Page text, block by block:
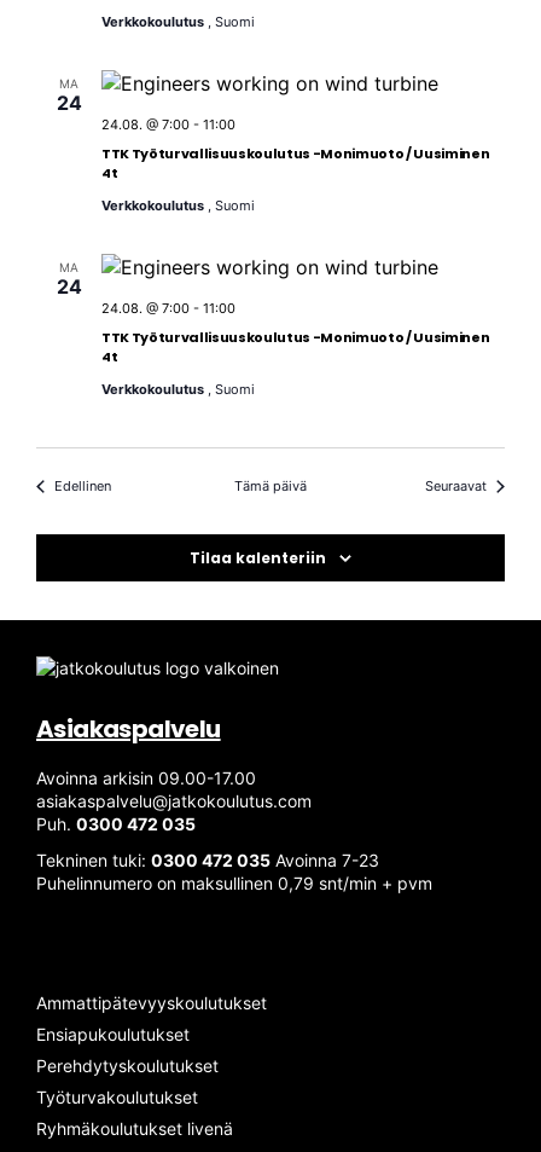
Verkkokoulutus , Suomi
MA
24
TTK Työturvallisuuskoulutus -Monimuoto / Uusiminen
4t
24.08. @ 7:00 - 11:00
Verkkokoulutus , Suomi
MA
24
TTK Työturvallisuuskoulutus -Monimuoto / Uusiminen
4t
24.08. @ 7:00 - 11:00
Verkkokoulutus , Suomi
EdellinenTapahtumat Tämä päivä Seuraavat
Tilaa kalenteriin
Asiakaspalvelu
Avoinna arkisin 09.00-17.00
asiakaspalvelu@jatkokoulutus.com
Puh. 0300 472 035
Tekninen tuki: 0300 472 035 Avoinna 7-23
Puhelinnumero on maksullinen 0,79 snt/min + pvm
Ammattipätevyyskoulutukset
Ensiapukoulutukset
Perehdytyskoulutukset
Työturvakoulutukset
Ryhmäkoulutukset livenä